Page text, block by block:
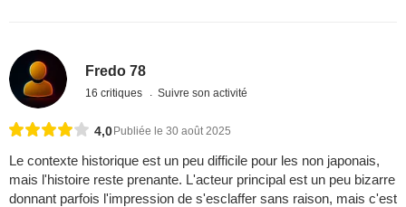
Fredo 78
16 critiques Suivre son activité
4,0Publiée le 30 août 2025
Le contexte historique est un peu difficile pour les non japonais,
mais l'histoire reste prenante. L'acteur principal est un peu bizarre
donnant parfois l'impression de s'esclaffer sans raison, mais c'est